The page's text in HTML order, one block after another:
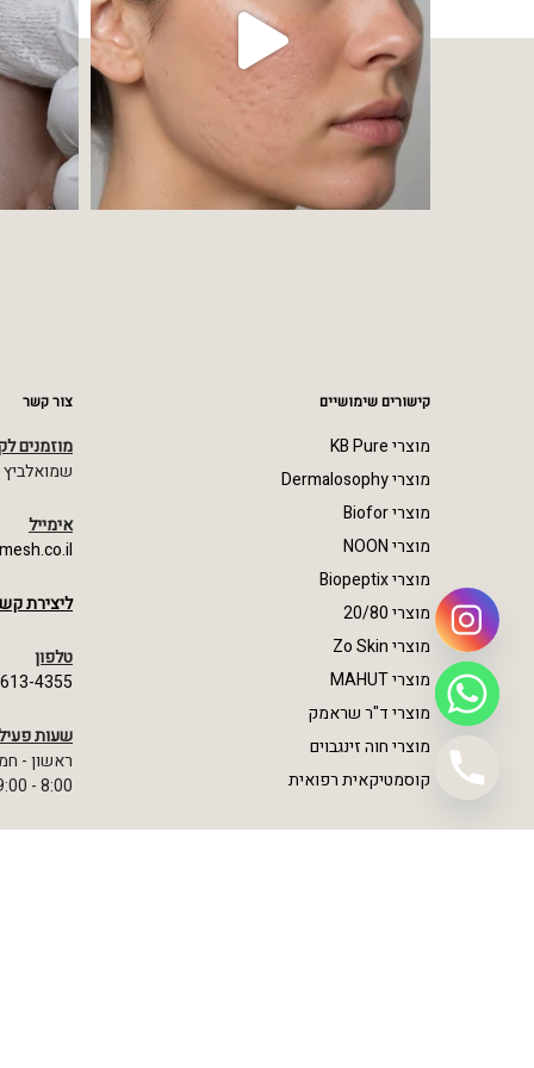
קישורים שימושיים
מוצרי KB Pure
מוצרי Dermalosophy
מוצרי Biofor
מוצרי NOON
מוצרי Biopeptix
מוצרי 20/80
מוצרי Zo Skin
מוצרי MAHUT
מוצרי ד"ר שראמק
מוצרי חוה זינגבוים
קוסמטיקאית רפואית
צור קשר
מוזמנים
שמואלביץ מרדכי
אימייל
ליצירת
טלפון
4355
שעות
ראשון -
8:00 - 19:00